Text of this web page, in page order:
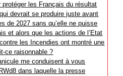
protéger les Français du résultat
devrait se produire juste avant
de 2027 sans qu’elle ne puisse
et alors que les actions de l’Etat
les Incendies ont montré une
ce raisonnable ?
me conduisent à vous
dans laquelle la presse